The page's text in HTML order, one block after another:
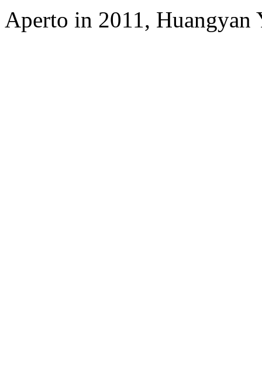
Aperto in 2011, Huangyan